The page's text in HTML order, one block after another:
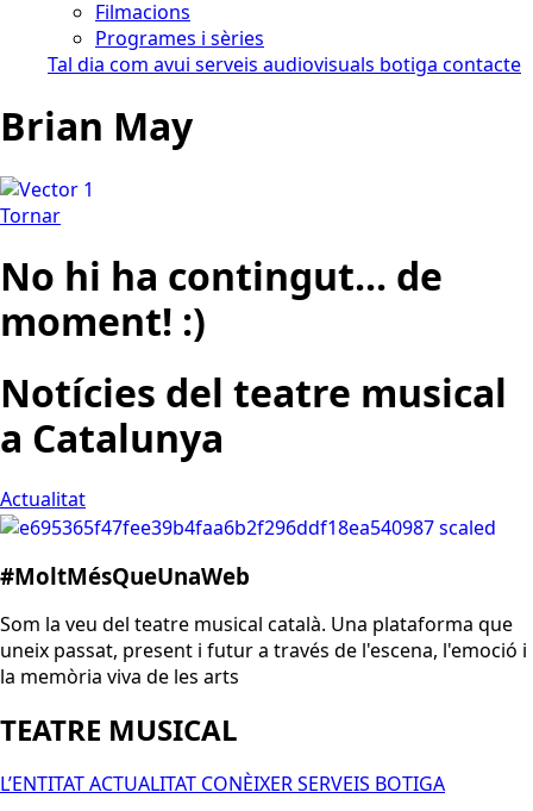
Filmacions
Programes i sèries
Tal dia com avui serveis audiovisuals botiga contacte
Brian May
Tornar
No hi ha contingut... de
moment! :)
Notícies del teatre musical
a Catalunya
Actualitat
#MoltMésQueUnaWeb
Som la veu del teatre musical català. Una plataforma que
uneix passat, present i futur a través de l'escena, l'emoció i
la memòria viva de les arts
TEATRE MUSICAL
L’ENTITATACTUALITAT CONÈIXERSERVEIS BOTIGA